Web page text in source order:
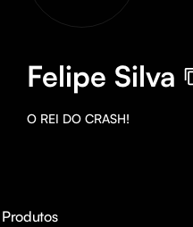
Felipe Silva
O REI DO CRASH!
Produtos